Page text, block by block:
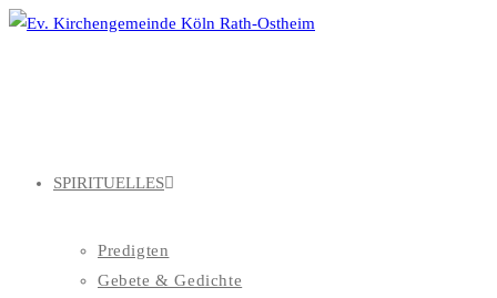
Zum
SPIRITUELLES
Predigten
Gebete & Gedichte